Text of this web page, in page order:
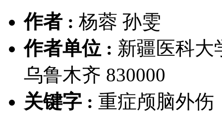
作者 : 杨蓉 孙雯
作者单位 : 新疆医科大
乌鲁木齐 830000
关键字 : 重症颅脑外伤